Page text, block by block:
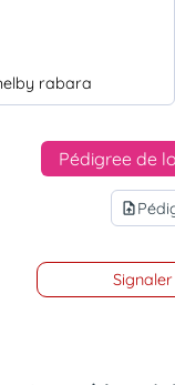
rabara
Pédigree de
upload_file